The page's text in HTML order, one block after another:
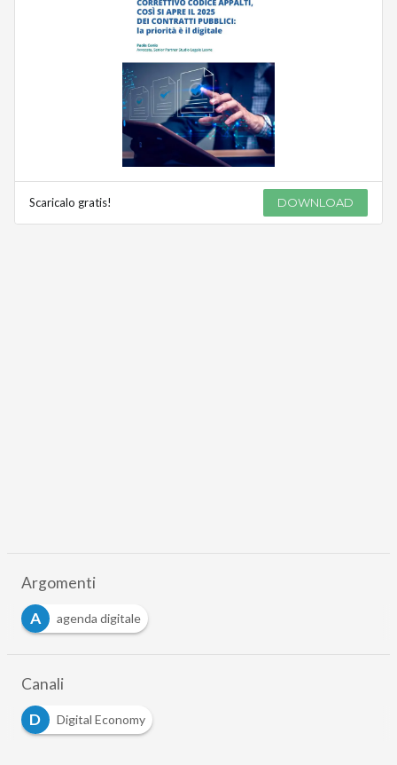
Scaricalo gratis! DOWNLOAD
Argomenti
A
agenda digitale
Canali
D
Digital Economy